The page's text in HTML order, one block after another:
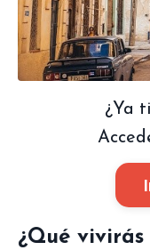
¿Ya
¿Qué